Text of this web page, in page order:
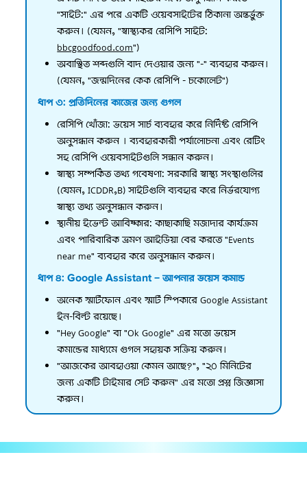
"সাইট:" এর পরে একটি ওয়েবসাইটের ঠিকানা অন্তর্ভুক্ত
করুন। (যেমন, "স্বাস্থ্যকর রেসিপি সাইট:
bbcgoodfood.com")
অবাঞ্ছিত শব্দগুলি বাদ দেওয়ার জন্য "-" ব্যবহার করুন।
(যেমন, "জন্মদিনের কেক রেসিপি - চকোলেট")
ধাপ ৩: প্রতিদিনের কাজের জন্য গুগল
রেসিপি খোঁজা: ভয়েস সার্চ ব্যবহার করে নির্দিষ্ট রেসিপি
অনুসন্ধান করুন । ব্যবহারকারী পর্যালোচনা এবং রেটিং
সহ রেসিপি ওয়েবসাইটগুলি সন্ধান করুন।
স্বাস্থ্য সম্পর্কিত তথ্য গবেষণা: সরকারি স্বাস্থ্য সংস্থাগুলির
(যেমন, ICDDR,B) সাইটগুলি ব্যবহার করে নির্ভরযোগ্য
স্বাস্থ্য তথ্য অনুসন্ধান করুন।
স্থানীয় ইভেন্ট আবিষ্কার: কাছাকাছি মজাদার কার্যক্রম
এবং পারিবারিক ভ্রমণ আইডিয়া বের করতে "Events
near me" ব্যবহার করে অনুসন্ধান করুন।
ধাপ ৪: Google Assistant - আপনার ভয়েস কমান্ড
অনেক স্মার্টফোন এবং স্মার্ট স্পিকারে Google Assistant
ইন-বিল্ট রয়েছে।
"Hey Google" বা "Ok Google" এর মতো ভয়েস
কমান্ডের মাধ্যমে গুগল সহায়ক সক্রিয় করুন।
"আজকের আবহাওয়া কেমন আছে?", "২০ মিনিটের
জন্য একটি টাইমার সেট করুন" এর মতো প্রশ্ন জিজ্ঞাসা
করুন।